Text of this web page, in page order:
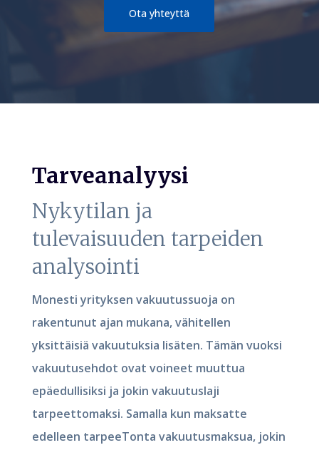
Ota yhteyttä
Tarveanalyysi
Nykytilan ja
tulevaisuuden tarpeiden
analysointi
Monesti yrityksen vakuutussuoja on
rakentunut ajan mukana, vähitellen
yksittäisiä vakuutuksia lisäten. Tämän vuoksi
vakuutusehdot ovat voineet muuttua
epäedullisiksi ja jokin vakuutuslaji
tarpeettomaksi. Samalla kun maksatte
edelleen tarpeeTonta vakuutusmaksua, jokin